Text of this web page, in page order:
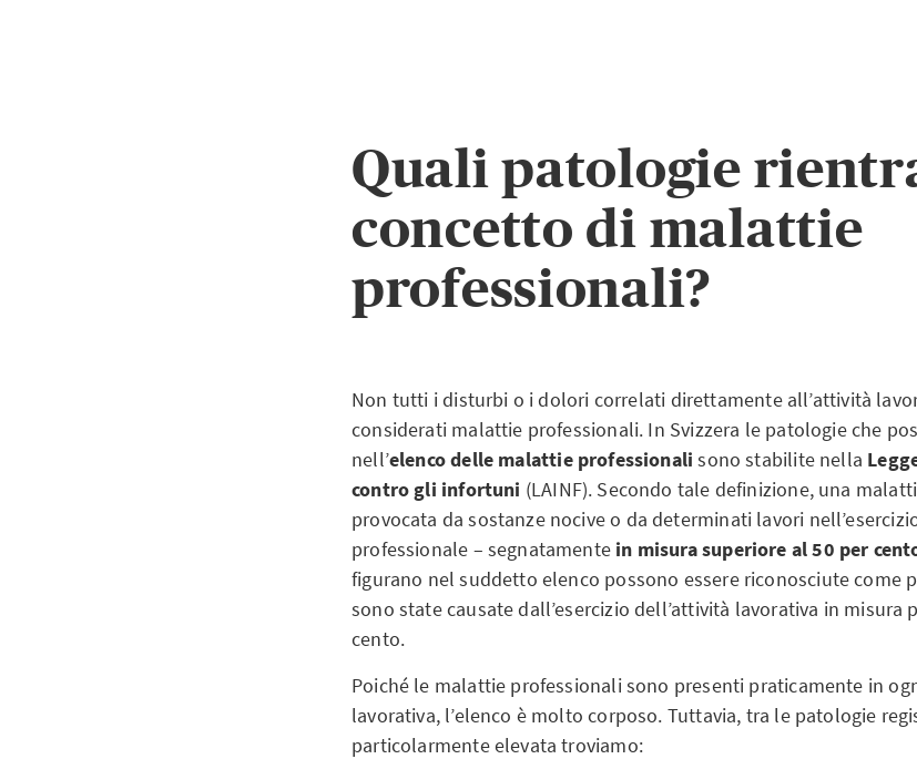
Quali patologie
concetto di malattie
professionali?
Non tutti i disturbi o i dolori correlati direttamente all’attività
considerati malattie professionali. In Svizzera le patologie che
nell’elenco delle malattie professionali sono stabilite nella
contro gli infortuni (LAINF). Secondo tale definizione, una
provocata da sostanze nocive o da determinati lavori
professionale – segnatamente in misura superiore al 50 per
figurano nel suddetto elenco possono essere riconosciute come
sono state causate dall’esercizio dell’attività lavorativa in misura
cento.
Poiché le malattie professionali sono presenti praticamente in
lavorativa, l’elenco è molto corposo. Tuttavia, tra le patologie
particolarmente elevata troviamo: